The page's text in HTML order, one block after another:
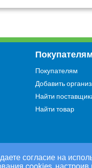
согласие на
cookies,
Покупателям
Покупателям
Добавить
Найти
Найти товар